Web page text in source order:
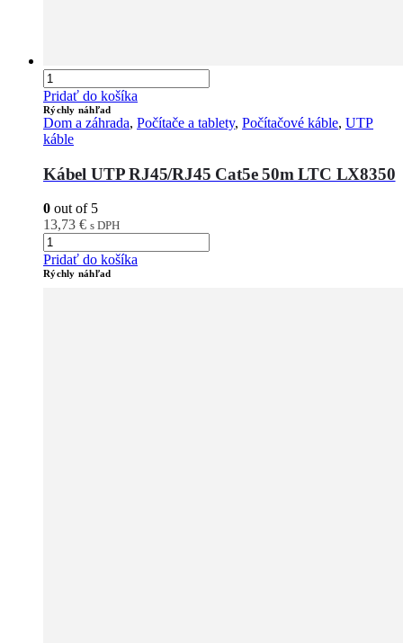
Pridať do košíka
Rýchly náhľad
Dom a záhrada, Počítače a tablety, Počítačové káble, UTP
káble
Kábel UTP RJ45/RJ45 Cat5e 50m LTC LX8350
0 out of 5
13,73 € s DPH
Pridať do košíka
Rýchly náhľad